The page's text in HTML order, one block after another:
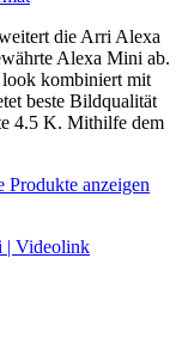
die Arri Alexa
Alexa Mini ab.
kombiniert mit
beste Bildqualität
4.5 K. Mithilfe dem
Produkte anzeigen